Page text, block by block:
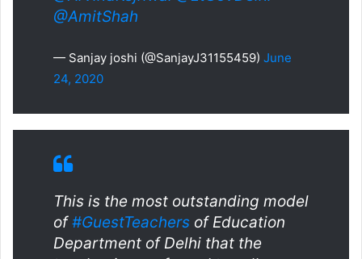
@AmitShah
— Sanjay joshi (@SanjayJ31155459) June
24, 2020
This is the most outstanding model
of#GuestTeachers of Education
Department of Delhi that the